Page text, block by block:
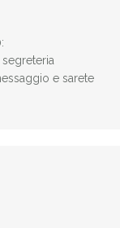
e sarete